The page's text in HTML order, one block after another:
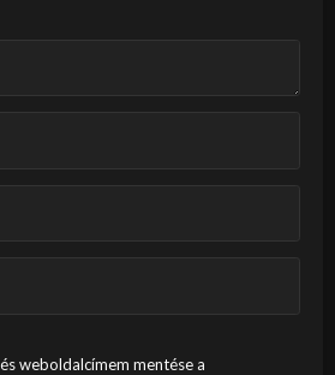
weboldalcímem mentése a